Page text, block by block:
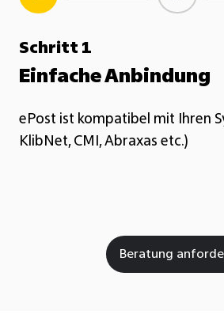
Schritt 1
Einfache Anbindung
ePost ist kompatibel mit Ihren
KlibNet, CMI, Abraxas etc.)
Beratung